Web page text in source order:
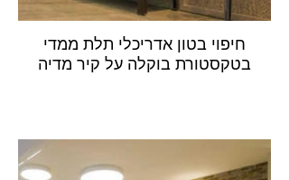
חיפוי בטון אדריכלי תלת ממדי
בטקסטורת בוקלה על קיר מדיה